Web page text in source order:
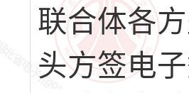
联合体各
头方签电